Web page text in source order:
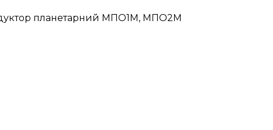
планетарний МПО1М, МПО2М